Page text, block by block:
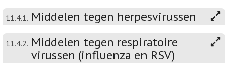
11.4.1. Middelen tegen herpesvirussen
11.4.2. Middelen tegen respiratoire
virussen (influenza en RSV)